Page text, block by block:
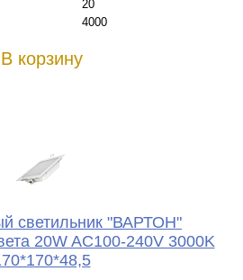
20
4000
В корзину
светильник "ВАРТОН"
20W AC100-240V 3000K